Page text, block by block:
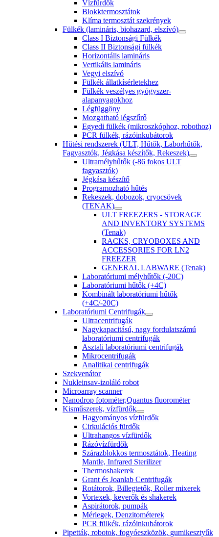
Vízfürdők
Blokktermosztátok
Klíma termosztát szekrények
Fülkék (lamináris, biohazard, elszívó)
Class I Biztonsági Fülkék
Class II Biztonsági fülkék
Horizontális lamináris
Vertikális lamináris
Vegyi elszívó
Fülkék állatkísérletekhez
Fülkék veszélyes gyógyszer-
alapanyagokhoz
Légfüggöny
Mozgatható légszűrő
Egyedi fülkék (mikroszkóphoz, robothoz)
PCR fülkék, rázóinkubátorok
Hűtési rendszerek (ULT, Hűtők, Laborhűtők,
Fagyasztók, Jégkása készítők, Rekeszek)
Ultramélyhűtők (-86 fokos ULT
fagyasztók)
Jégkása készítő
Programozható hűtés
Rekeszek, dobozok, cryocsövek
(TENAK)
ULT FREEZERS - STORAGE
AND INVENTORY SYSTEMS
(Tenak)
RACKS, CRYOBOXES AND
ACCESSORIES FOR LN2
FREEZER
GENERAL LABWARE (Tenak)
Laboratóriumi mélyhűtők (-20C)
Laboratóriumi hűtők (+4C)
Kombinált laboratóriumi hűtők
(+4C/-20C)
Laboratóriumi Centrifugák
Ultracentrifugák
Nagykapacitású, nagy fordulatszámú
laboratóriumi centrifugák
Asztali laboratóriumi centrifugák
Mikrocentrifugák
Analitikai centrifugák
Szekvenátor
Nukleinsav-izoláló robot
Microarray scanner
Nanodrop fotométer,Quantus fluorométer
Kisműszerek, vízfürdők
Hagyományos vízfürdők
Cirkulációs fürdők
Ultrahangos vízfürdők
Rázóvízfürdők
Szárazblokkos termosztátok, Heating
Mantle, Infrared Sterilizer
Thermoshakerek
Grant és Joanlab Centrifugák
Rotátorok, Billegtetők, Roller mixerek
Vortexek, keverők és shakerek
Aspirátorok, pumpák
Mérlegek, Denzitométerek
PCR fülkék, rázóinkubátorok
Pipetták, robotok, fogyóeszközök, gumikesztyűk